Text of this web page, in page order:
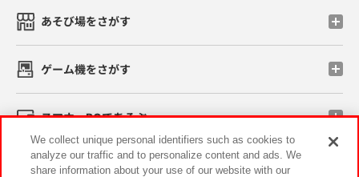
あそび場をさがす
ゲーム機をさがす
スマホ・PCであそぶ
イベント・キャンペーン
We collect unique personal identifiers such as cookies to
analyze our traffic and to personalize content and ads. We
share information about your use of our website with our